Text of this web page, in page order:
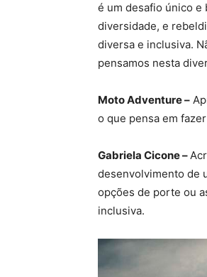
é um desafio único e
diversidade, e
diversa e inclusiva.
pensamos nesta
Moto Adventure –
o que pensa em
Gabriela Cicone –
desenvolvimento de
opções de porte ou
inclusiva.